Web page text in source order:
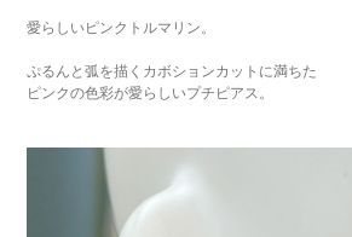
愛らしいピンクトルマリン。
ぷるんと弧を描くカボションカットに満ちた
ピンクの色彩が愛らしいプチピアス。